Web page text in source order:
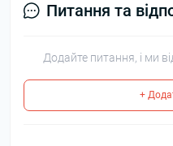
Питання та
Додайте питання, і ми
+